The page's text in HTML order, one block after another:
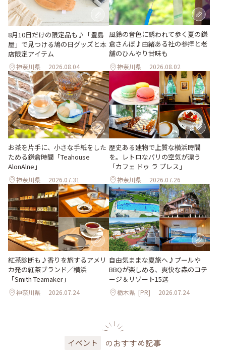
8月10日だけの限定品も♪「豊島
屋」で見つける鳩の日グッズと本
店限定アイテム
神奈川県 2026.08.04
風鈴の音色に誘われて歩く夏の鎌
倉さんぽ♪由緒ある社の参拝と老
舗のひんやり甘味も
神奈川県 2026.08.02
お茶を片手に、小さな手紙をした
ためる鎌倉時間「Teahouse
AlonAlne」
神奈川県 2026.07.31
歴史ある建物で上質な横浜時間
を。レトロなパリの空気が漂う
「カフェ ドゥ ラ プレス」
神奈川県 2026.07.26
紅茶診断も♪香りを旅するアメリ
カ発の紅茶ブランド／横浜
「Smith Teamaker」
神奈川県 2026.07.24
自由気ままな夏旅へ♪プールや
BBQが楽しめる、爽快な森のコテ
ージ＆リゾート15選
栃木県 [PR] 2026.07.24
イベント のおすすめ記事